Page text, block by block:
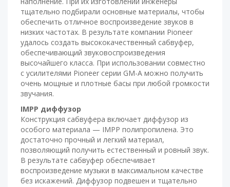
тщательно подбирали основные материалы, чтобы
обеспечить отличное воспроизведение звуков в
низких частотах. В результате компании Pioneer
удалось создать высококачественный сабвуфер,
обеспечивающий звуковоспроизведения
высочайшего класса. При использовании совместно
с усилителями Pioneer серии GM-A можно получить
очень мощные и плотные басы при любой громкости
звучания.
IMPP диффузор
Конструкция сабвуфера включает диффузор из
особого материала — IMPP полипропилена. Это
достаточно прочный и легкий материал,
позволяющий получить естественный и ровный звук.
В результате сабвуфер обеспечивает
воспроизведение музыки в максимальном качестве
без искажений. Диффузор подвешен и тщательно